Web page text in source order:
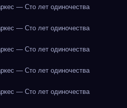
— Сто лет одиночества
— Сто лет одиночества
— Сто лет одиночества
— Сто лет одиночества
— Сто лет одиночества